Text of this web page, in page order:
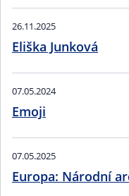
26.11.2025
Eliška Junková
07.05.2024
Emoji
07.05.2025
Europa: Národní